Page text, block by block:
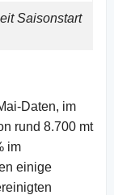
Saisonstart
Daten, im
rund 8.700 mt
im
einige